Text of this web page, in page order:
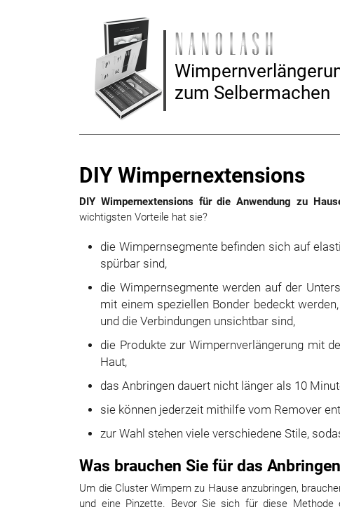
zum Selbermachen
DIY Wimpernextensions
DIY Wimpernextensions für die Anwendung zu
wichtigsten Vorteile hat sie?
die Wimpernsegmente befinden sich auf
spürbar sind,
die Wimpernsegmente werden auf der
mit einem speziellen Bonder bedeckt
und die Verbindungen unsichtbar sind,
die Produkte zur Wimpernverlängerung mit
Haut,
das Anbringen dauert nicht länger als 10
sie können jederzeit mithilfe vom Remover
zur Wahl stehen viele verschiedene Stile,
Was brauchen Sie für das
Um die Cluster Wimpern zu Hause anzubringen,
und eine Pinzette. Bevor Sie sich für diese